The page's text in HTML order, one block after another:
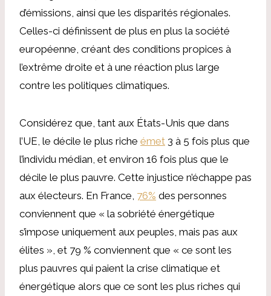
d’émissions, ainsi que les disparités régionales.
Celles-ci définissent de plus en plus la société
européenne, créant des conditions propices à
l’extrême droite et à une réaction plus large
contre les politiques climatiques.
Considérez que, tant aux États-Unis que dans
l’UE, le décile le plus riche émet 3 à 5 fois plus que
l’individu médian, et environ 16 fois plus que le
décile le plus pauvre. Cette injustice n’échappe pas
aux électeurs. En France, 76% des personnes
conviennent que « la sobriété énergétique
s’impose uniquement aux peuples, mais pas aux
élites », et 79 % conviennent que « ce sont les
plus pauvres qui paient la crise climatique et
énergétique alors que ce sont les plus riches qui